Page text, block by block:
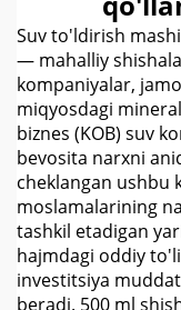
Suv to'ldirish
— mahalliy
kompaniyalar,
miqyosdagi
biznes (KOB) suv
bevosita narxni
cheklangan ushbu
moslamalarining
tashkil etadigan
hajmdagi oddiy
investitsiya
beradi. 500 ml